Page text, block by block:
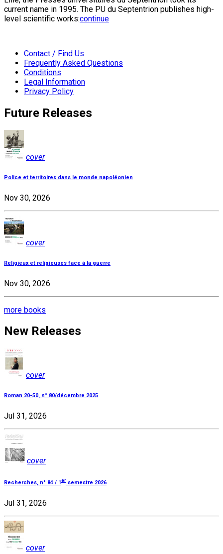
current name in 1995. The PU du Septentrion publishes high-
level scientific works:continue
Contact / Find Us
Frequently Asked Questions
Conditions
Legal Information
Privacy Policy
Future Releases
cover
Police et territoires dans le monde napoléonien
Nov 30, 2026
cover
Religieux et religieuses face à la guerre
Nov 30, 2026
more books
New Releases
cover
Roman 20-50, n° 80/décembre 2025
Jul 31, 2026
cover
Recherches, n° 84 / 1er semestre 2026
Jul 31, 2026
cover